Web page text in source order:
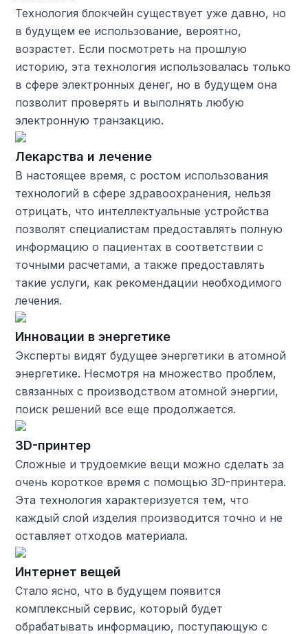
Технология блокчейн существует уже давно, но
в будущем ее использование, вероятно,
возрастет. Если посмотреть на прошлую
историю, эта технология использовалась только
в сфере электронных денег, но в будущем она
позволит проверять и выполнять любую
электронную транзакцию.
Лекарства и лечение
В настоящее время, с ростом использования
технологий в сфере здравоохранения, нельзя
отрицать, что интеллектуальные устройства
позволят специалистам предоставлять полную
информацию о пациентах в соответствии с
точными расчетами, а также предоставлять
такие услуги, как рекомендации необходимого
лечения.
Инновации в энергетике
Эксперты видят будущее энергетики в атомной
энергетике. Несмотря на множество проблем,
связанных с производством атомной энергии,
поиск решений все еще продолжается.
3D-принтер
Сложные и трудоемкие вещи можно сделать за
очень короткое время с помощью 3D-принтера.
Эта технология характеризуется тем, что
каждый слой изделия производится точно и не
оставляет отходов материала.
Интернет вещей
Стало ясно, что в будущем появится
комплексный сервис, который будет
обрабатывать информацию, поступающую с